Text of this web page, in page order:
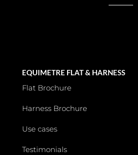
EQUIMETRE FLAT & HARNESS
Flat Brochure
Harness Brochure
Use cases
Testimonials